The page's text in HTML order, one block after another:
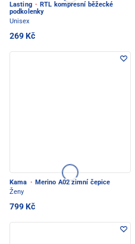
Lasting · RTL kompresní běžecké
podkolenky
Unisex
269 Kč
Kama · Merino A02 zimní čepice
Ženy
799 Kč